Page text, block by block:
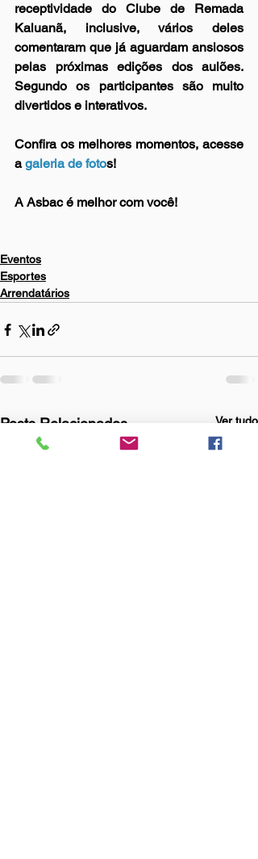
receptividade do Clube de Remada
Kaluanã, inclusive, vários deles
comentaram que já aguardam ansiosos
pelas próximas edições dos aulões.
Segundo os participantes são muito
divertidos e interativos.
Confira os melhores momentos, acesse
a galeria de fotos!
A Asbac é melhor com você!
Eventos
Esportes
Arrendatários
Posts Relacionados Ver tudo